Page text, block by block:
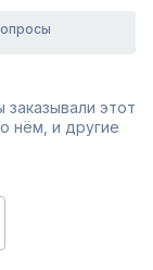
заказывали этот
нём, и другие